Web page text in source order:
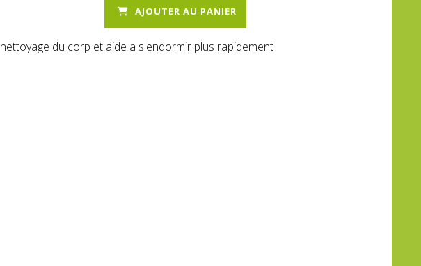
AJOUTER AU PANIER
du corp et aide a s'endormir plus rapidement